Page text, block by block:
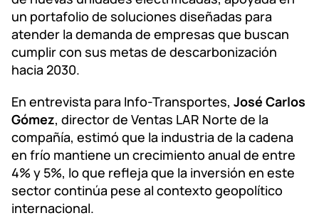
un portafolio de soluciones diseñadas para
atender la demanda de empresas que buscan
cumplir con sus metas de descarbonización
hacia 2030.
En entrevista para Info-Transportes, José Carlos
Gómez, director de Ventas LAR Norte de la
compañía, estimó que la industria de la cadena
en frío mantiene un crecimiento anual de entre
4% y 5%, lo que refleja que la inversión en este
sector continúa pese al contexto geopolítico
internacional.